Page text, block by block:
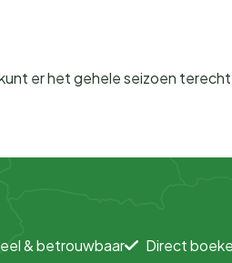
er het gehele seizoen
& betrouwbaar Direct